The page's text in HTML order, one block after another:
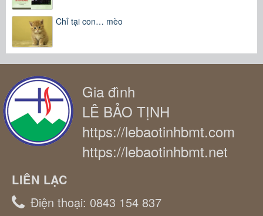
Chỉ tại con… mèo
Gia đình
LÊ BẢO TỊNH
https://lebaotinhbmt.com
https://lebaotinhbmt.net
LIÊN LẠC
Điện thoại: 0843 154 837